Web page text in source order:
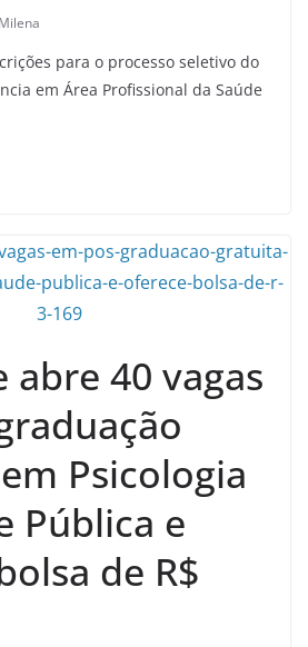
Milena
para o processo seletivo do
em Área Profissional da Saúde
abre 40 vagas
Psicologia
Pública e
de R$